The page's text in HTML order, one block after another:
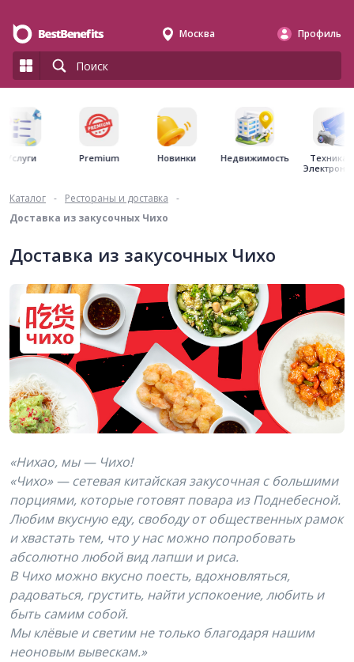
Москва Профиль
Услуги Premium Новинки Недвижимость
Техника
Каталог - Рестораны и доставка
-
Доставка из закусочных Чихо
Доставка из закусочных Чихо
«Нихао, мы — Чихо!
«Чихо» — сетевая китайская закусочная с большими
порциями, которые готовят повара из Поднебесной.
Любим вкусную еду, свободу от общественных рамок
и хвастать тем, что у нас можно попробовать
абсолютно любой вид лапши и риса.
В Чихо можно вкусно поесть, вдохновляться,
радоваться, грустить, найти успокоение, любить и
быть самим собой.
Мы клёвые и светим не только благодаря нашим
неоновым вывескам.»